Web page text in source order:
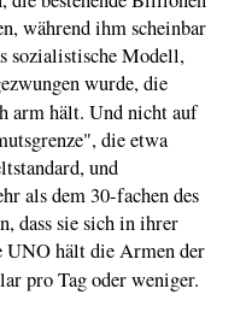
während ihm scheinbar
sozialistische Modell,
wurde, die
arm hält. Und nicht auf
die etwa
und
als dem 30-fachen des
dass sie sich in ihrer
hält die Armen der
pro Tag oder weniger.